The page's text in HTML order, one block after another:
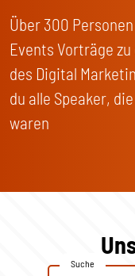
Über 300
Events Vorträge
des Digital
du alle Speaker,
waren
Suche